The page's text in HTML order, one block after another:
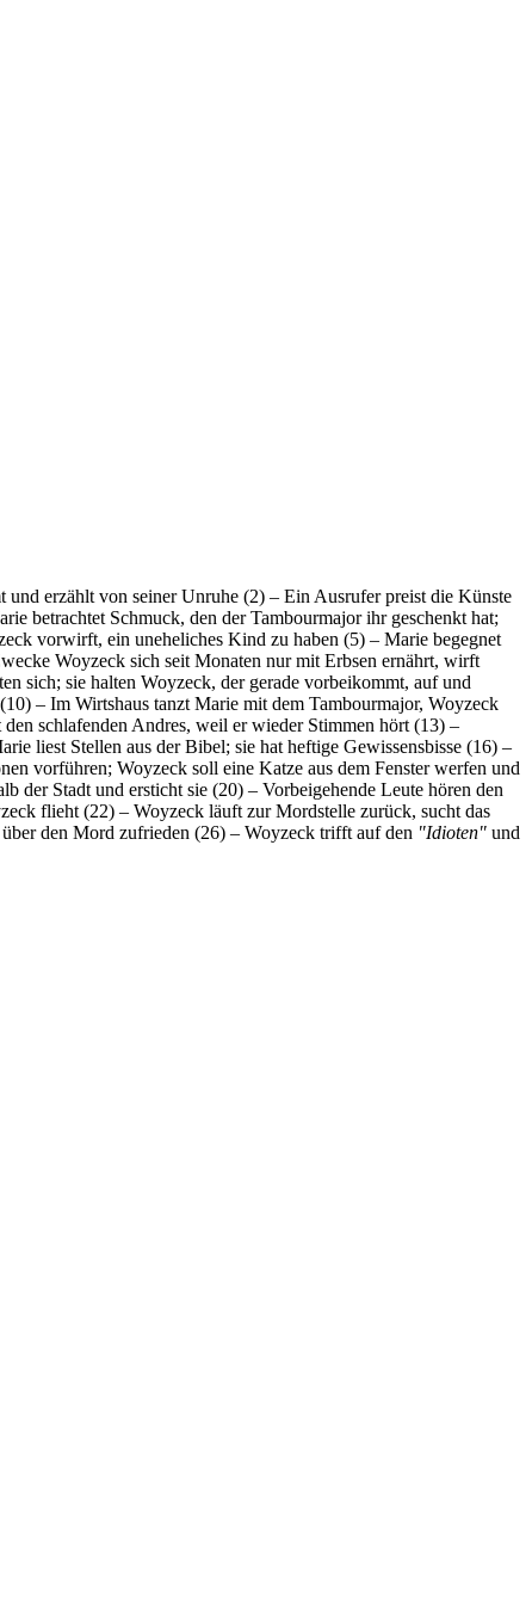
erzählt von seiner Unruhe (2) – Ein Ausrufer preist die Künste
betrachtet Schmuck, den der Tambourmajor ihr geschenkt hat;
vorwirft, ein uneheliches Kind zu haben (5) – Marie begegnet
Woyzeck sich seit Monaten nur mit Erbsen ernährt, wirft
sich; sie halten Woyzeck, der gerade vorbeikommt, auf und
– Im Wirtshaus tanzt Marie mit dem Tambourmajor, Woyzeck
schlafenden Andres, weil er wieder Stimmen hört (13) –
liest Stellen aus der Bibel; sie hat heftige Gewissensbisse (16) –
vorführen; Woyzeck soll eine Katze aus dem Fenster werfen und
der Stadt und ersticht sie (20) – Vorbeigehende Leute hören den
flieht (22) – Woyzeck läuft zur Mordstelle zurück, sucht das
den Mord zufrieden (26) – Woyzeck trifft auf den "Idioten" und